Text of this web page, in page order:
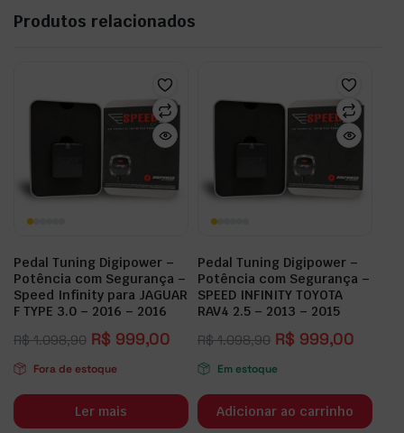
Produtos relacionados
Pedal Tuning Digipower –
Potência com Segurança –
Speed Infinity para JAGUAR
F TYPE 3.0 – 2016 – 2016
R$1.098,90 R$ 999,00
Fora de estoque
Ler mais
Pedal Tuning Digipower –
Potência com Segurança –
SPEED INFINITY TOYOTA
RAV4 2.5 – 2013 – 2015
R$1.098,90 R$ 999,00
Em estoque
Adicionar ao carrinho